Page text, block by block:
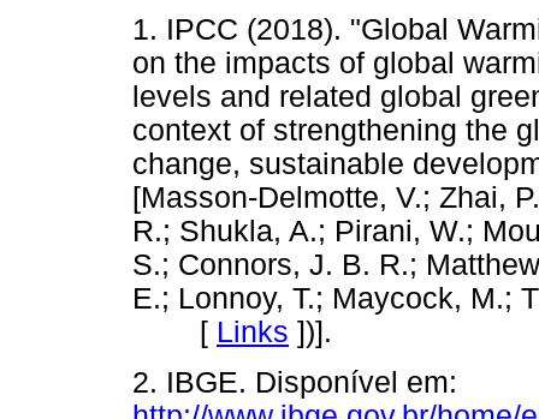
1. IPCC (2018). "Global
on the impacts of global
levels and related global
context of strengthening the
change, sustainable
[Masson-Delmotte, V.; Zhai,
R.; Shukla, A.; Pirani, W.;
S.; Connors, J. B. R.;
E.; Lonnoy, T.; Maycock, M.;
[ Links ])].
2. IBGE. Disponível em: